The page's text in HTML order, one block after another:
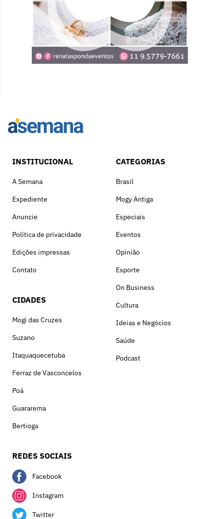
INSTITUCIONAL
A Semana
Expediente
Anuncie
Política de privacidade
Edições impressas
Contato
CIDADES
Mogi das Cruzes
Suzano
Itaquaquecetuba
Ferraz de Vasconcelos
Poá
Guararema
Bertioga
CATEGORIAS
Brasil
Mogy Antiga
Especiais
Eventos
Opinião
Esporte
On Business
Cultura
Ideias e Negócios
Saúde
Podcast
REDES SOCIAIS
Facebook
Instagram
Twitter